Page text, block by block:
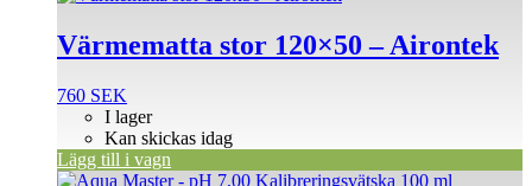
Värmematta stor 120×50 – Airontek
760 SEK
I lager
Kan skickas idag
Lägg till i vagn